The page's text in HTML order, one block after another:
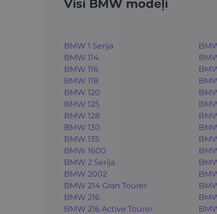
Visi BMW modeļi
BMW 1 Serija
BMW 114
BMW 116
BMW 118
BMW 120
BMW 125
BMW 128
BMW 130
BMW 135
BMW 1600
BMW 2 Serija
BMW 2002
BMW 214 Gran Tourer
BMW 216
BMW 216 Active Tourer